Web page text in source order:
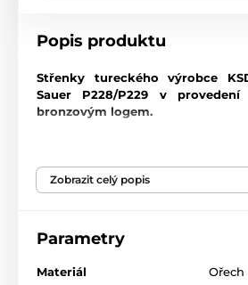
Popis produktu
Střenky tureckého výrobce
Sauer P228/P229 v
bronzovým logem.
Dřevo
exotických dřevin a vzorů, z nichž
Každá rukojeť je upravena dle
Zobrazit celý popis
Parametry
Materiál Ořech